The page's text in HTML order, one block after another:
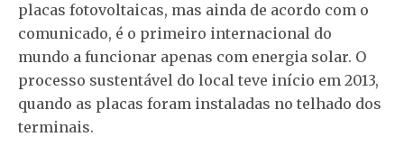
placas fotovoltaicas, mas ainda de acordo com o
comunicado, é o primeiro internacional do
mundo a funcionar apenas com energia solar. O
processo sustentável do local teve início em 2013,
quando as placas foram instaladas no telhado dos
terminais.